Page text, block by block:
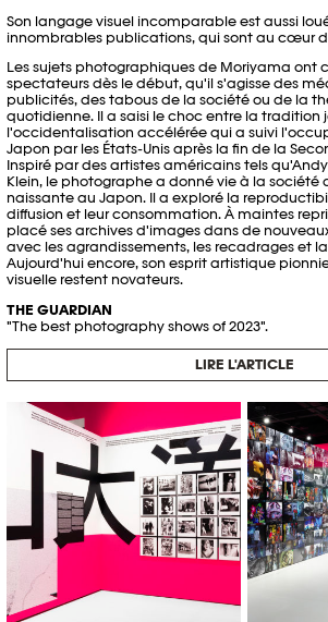
Son langage visuel incomparable est aussi
innombrables publications, qui sont au cœur
Les sujets photographiques de Moriyama ont
spectateurs dès le début, qu'il s'agisse des
publicités, des tabous de la société ou de la
quotidienne. Il a saisi le choc entre la tradition
l'occidentalisation accélérée qui a suivi
Japon par les États-Unis après la fin de la
Inspiré par des artistes américains tels
Klein, le photographe a donné vie à la société
naissante au Japon. Il a exploré la
diffusion et leur consommation. À maintes
placé ses archives d'images dans de
avec les agrandissements, les recadrages et
Aujourd'hui encore, son esprit artistique
visuelle restent novateurs.
THE GUARDIAN
"The best photography shows of 2023".
LIRE L'ARTICLE
Daido Moriyama © Eloïse Genoud
/ Photo Elysée / Plateforme 10
Daido
/ Photo